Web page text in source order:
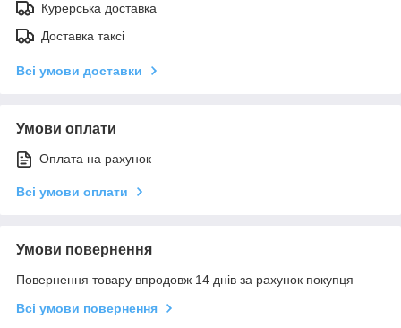
Курерська доставка
Доставка таксі
Всі умови доставки
Умови оплати
Оплата на рахунок
Всі умови оплати
Умови повернення
Повернення товару впродовж 14 днів за рахунок покупця
Всі умови повернення